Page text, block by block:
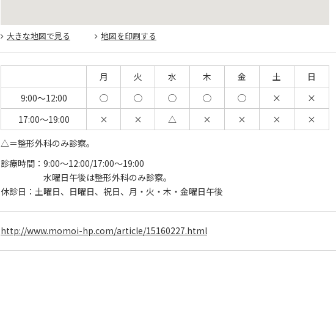
大きな地図で見る 地図を印刷する
月 火 水 木 金 土
日
9:00～12:00
◯ ◯ ◯ ◯ ◯ ×
×
17:00～19:00
× × △ × × ×
×
△＝整形外科のみ診察。
診療時間： 9:00～12:00/17:00～19:00
水曜日午後は整形外科のみ診察。
休診日： 土曜日、日曜日、祝日、月・火・木・金曜日午後
http://www.momoi-hp.com/article/15160227.html